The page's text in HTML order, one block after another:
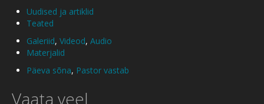
Uudised ja artiklid
Teated
Galeriid, Videod, Audio
Materjalid
Päeva sõna, Pastor vastab
Vaata veel